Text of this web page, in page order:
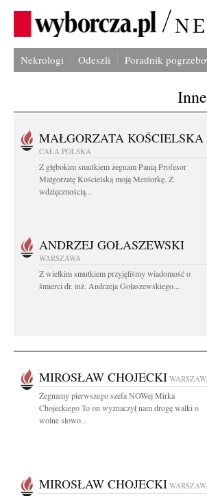
Nekrologi Odeszli Poradnik
MAŁGORZATA KOŚCIELSKA
CAŁA POLSKA
Z głębokim smutkiem żegnam Panią Profesor
Małgorzatę Kościelską moją Mentorkę. Z
wdzięcznością...
ANDRZEJ GOŁASZEWSKI
WARSZAWA
Z wielkim smutkiem przyjęliśmy wiadomość o
śmierci dr. inż. Andrzeja Gołaszewskiego...
MIROSŁAW CHOJECKI
Żegnamy pierwszego szefa NOWej Mirka
Chojeckiego To on wyznaczył nam drogę walki o
wolne słowo...
MIROSŁAW CHOJECKI